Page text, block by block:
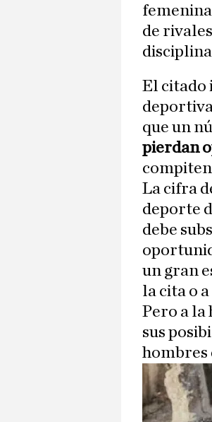
de
El citado
que un
pierdan
La cifra
deporte
debe
un gran
la cita o
Pero a la
sus
hombres